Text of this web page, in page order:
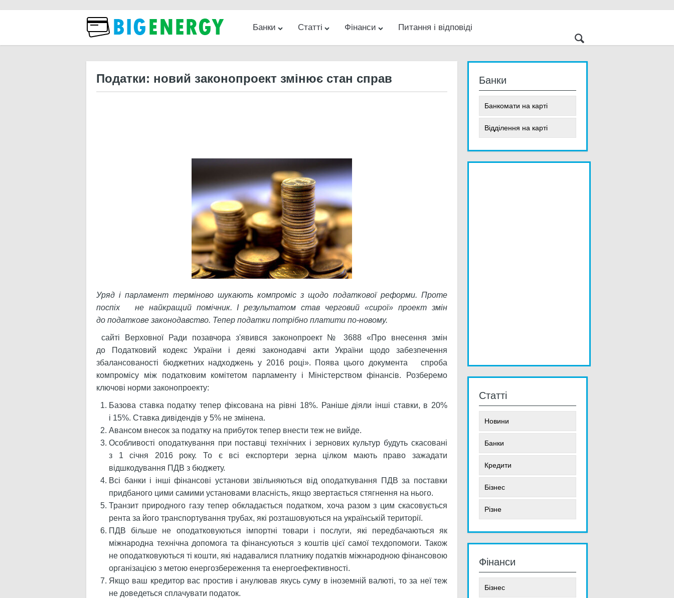
Банки
Банкомати на карті Відділення на карті
Статті
Новини Банки Кредити Бізнес Різне
Фінанси
Бізнес Гроші Інвестиції Інтернет Діловий світ
Питання і відповіді
Податки: новий законопроект змінює стан справ
Уряд і парламент терміново шукають компроміс з щодо податкової реформи. Проте
поспіх не найкращий помічник. І результатом став черговий «сирої» проект змін
до податкове законодавство. Тепер податки потрібно платити по-новому.
сайті Верховної Ради позавчора з'явився законопроект № 3688 «Про внесення змін
до Податковий кодекс України і деякі законодавчі акти України щодо забезпечення
збалансованості бюджетних надходжень у 2016 році». Поява цього документа спроба
компромісу між податковим комітетом парламенту і Міністерством фінансів. Розберемо
ключові норми законопроекту:
Базова ставка податку тепер фіксована на рівні 18%. Раніше діяли інші ставки, в 20%
і 15%. Ставка дивідендів у 5% не змінена.
Авансом внесок за податку на прибуток тепер внести теж не вийде.
Особливості оподаткування при поставці технічних і зернових культур будуть скасовані
з 1 січня 2016 року. То є всі експортери зерна цілком мають право зажадати
відшкодування ПДВ з бюджету.
Всі банки і інші фінансові установи звільняються від оподаткування ПДВ за поставки
придбаного цими самими установами власність, якщо звертається стягнення на нього.
Транзит природного газу тепер обкладається податком, хоча разом з цим скасовується
рента за його транспортування трубах, які розташовуються на українській території.
ПДВ більше не оподатковуються імпортні товари і послуги, які передбачаються як
міжнародна технічна допомога та фінансуються з коштів цієї самої техдопомоги. Також
не оподатковуються ті кошти, які надавалися платнику податків міжнародною фінансовою
організацією з метою енергозбереження та енергоефективності.
Якщо ваш кредитор вас простив і анулював якусь суму в іноземній валюті, то за неї теж
не доведеться сплачувати податок.
Банки
Банкомати на карті
Відділення на карті
Статті
Новини
Банки
Кредити
Бізнес
Різне
Фінанси
Бізнес